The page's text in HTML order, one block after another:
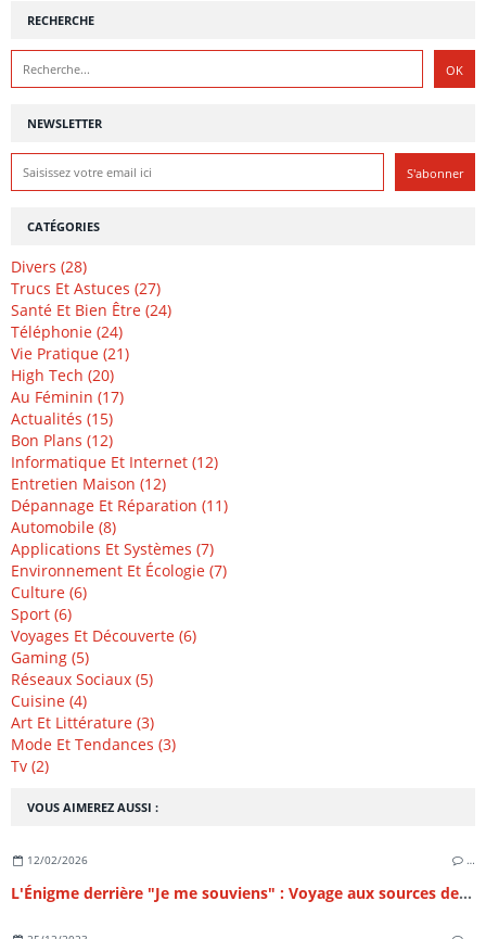
NEWSLETTER
RECHERCHE
VOUS AIMEREZ AUSSI :
12/02/2026 …
L'Énigme derrière "Je me souviens" : Voyage aux sources de l'identité du Québec
CATÉGORIES
Divers (28)
Trucs Et Astuces (27)
Santé Et Bien Être (24)
Téléphonie (24)
Vie Pratique (21)
High Tech (20)
Au Féminin (17)
Actualités (15)
Bon Plans (12)
Informatique Et Internet (12)
Entretien Maison (12)
Dépannage Et Réparation (11)
Automobile (8)
Applications Et Systèmes (7)
Environnement Et Écologie (7)
Culture (6)
Sport (6)
Voyages Et Découverte (6)
Gaming (5)
Réseaux Sociaux (5)
Cuisine (4)
Art Et Littérature (3)
Mode Et Tendances (3)
Tv (2)